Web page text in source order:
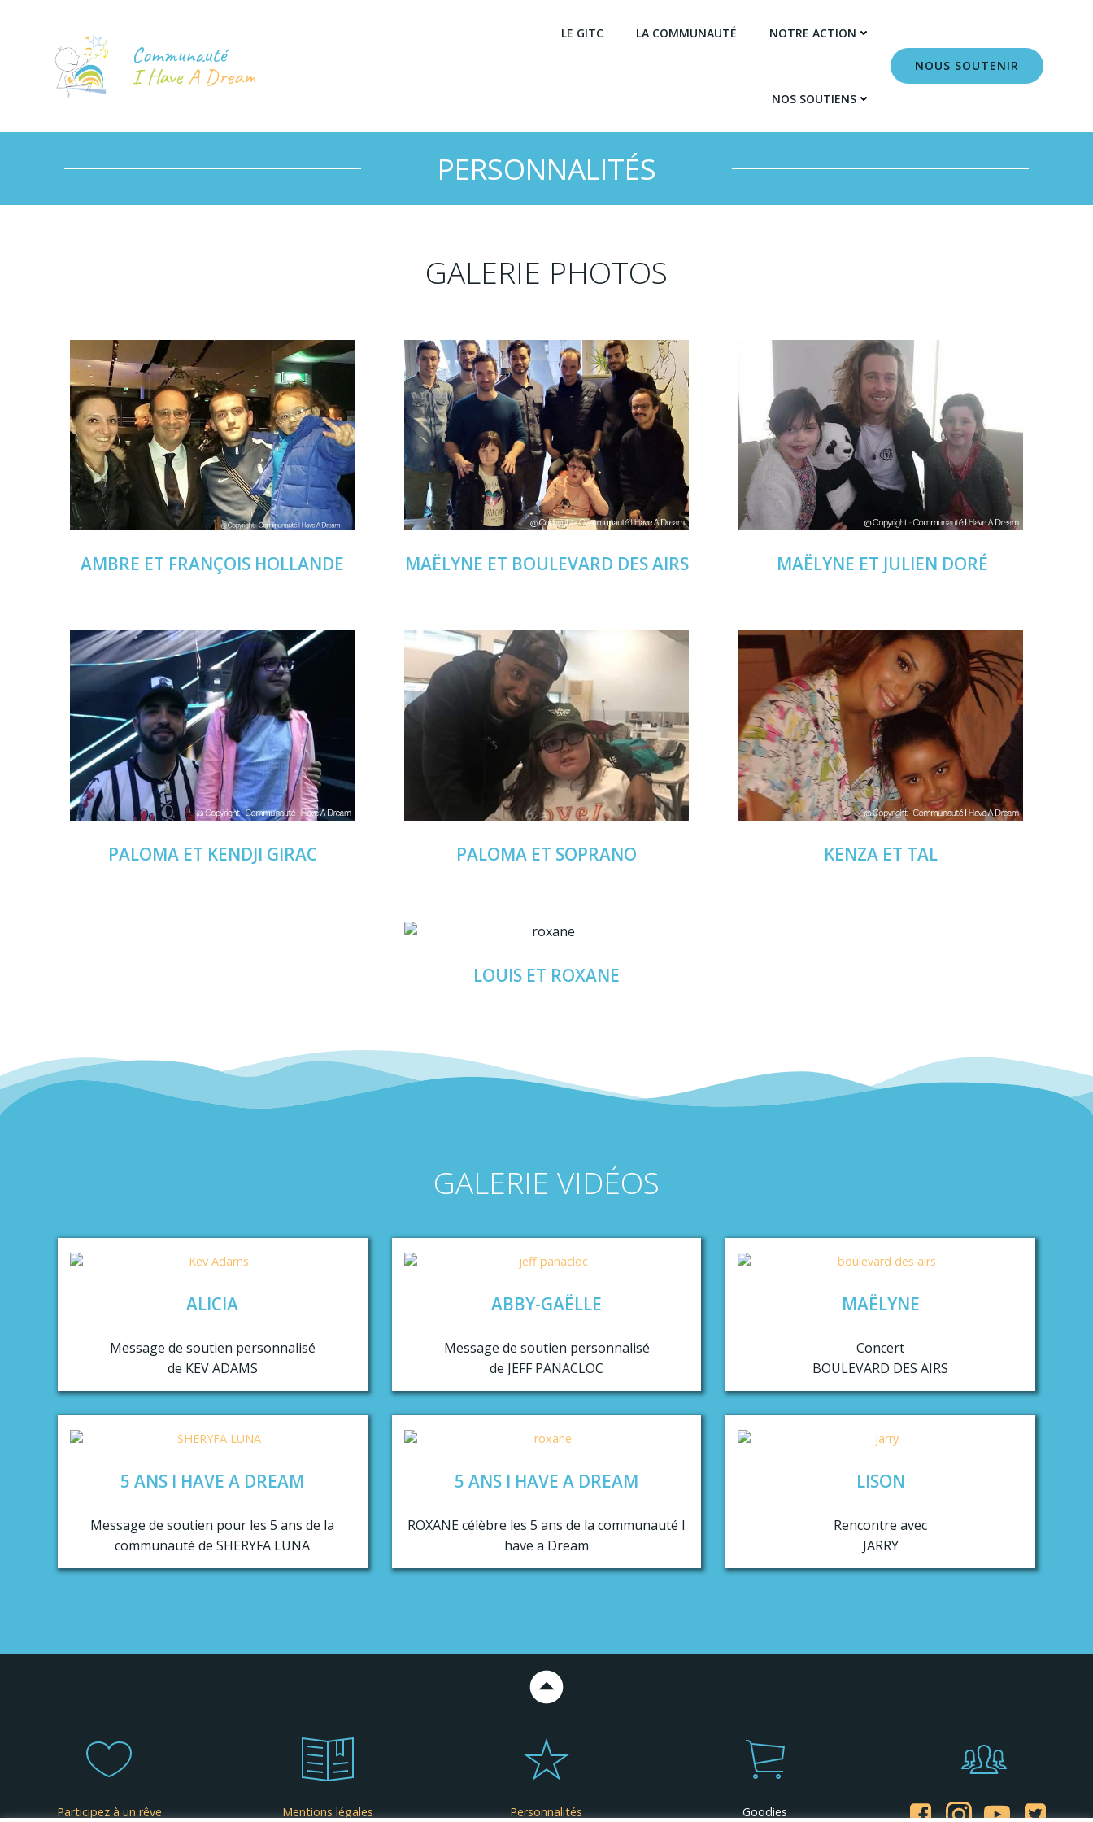
Communauté
I Have A Dream
LE GITC LA COMMUNAUTÉ NOTRE ACTION
NOS SOUTIENS
NOUS SOUTENIR
PERSONNALITÉS
GALERIE PHOTOS
AMBRE ET FRANÇOIS HOLLANDE MAËLYNE ET BOULEVARD DES AIRS MAËLYNE ET JULIEN DORÉ
PALOMA ET KENDJI GIRAC PALOMA ET SOPRANO KENZA ET TAL
LOUIS ET ROXANE
GALERIE VIDÉOS
ALICIA
Message de soutien personnalisé
de KEV ADAMS
ABBY-GAËLLE
Message de soutien personnalisé
de JEFF PANACLOC
MAËLYNE
Concert
BOULEVARD DES AIRS
5 ANS I HAVE A DREAM
Message de soutien pour les 5 ans de la
communauté de SHERYFA LUNA
5 ANS I HAVE A DREAM
ROXANE célèbre les 5 ans de la communauté I
have a Dream
LISON
Rencontre avec
JARRY
Participez à un rêve Mentions légales Personnalités Goodies